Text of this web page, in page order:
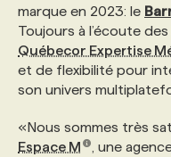
TENDANCES
NOS
ANNONCEZ
NOS
POURQUOI
NOS TARIFS
NOS EXPERTISES
FAQ
ANNONCEZ
marque en 2023: le
Toujours à l’écoute
Québecor Expertise
et de flexibilité pour
son univers
«Nous sommes très
Espace M
, une